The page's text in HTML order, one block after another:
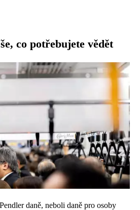
co potřebujete vědět
daně, neboli daně pro osoby